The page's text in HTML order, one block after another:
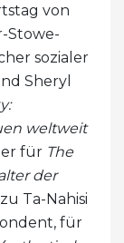
von
Stowe-
sozialer
Sheryl
weltweit
für The
der
Ta-Nahisi
für